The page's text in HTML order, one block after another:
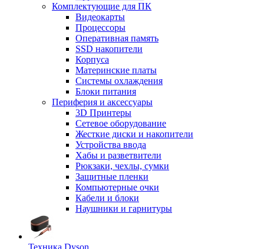
Комплектующие для ПК
Видеокарты
Процессоры
Оперативная память
SSD накопители
Корпуса
Материнские платы
Системы охлаждения
Блоки питания
Периферия и аксессуары
3D Принтеры
Сетевое оборудование
Жесткие диски и накопители
Устройства ввода
Хабы и разветвители
Рюкзаки, чехлы, сумки
Защитные пленки
Компьютерные очки
Кабели и блоки
Наушники и гарнитуры
Техника Dyson